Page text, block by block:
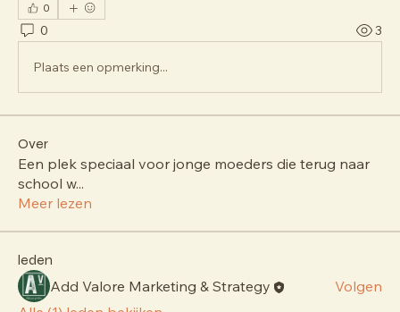
0
0 3
Plaats een opmerking...
Over
Een plek speciaal voor jonge moeders die terug naar
school w...
Meer lezen
leden
Add Valore Marketing & Strategy
Volgen